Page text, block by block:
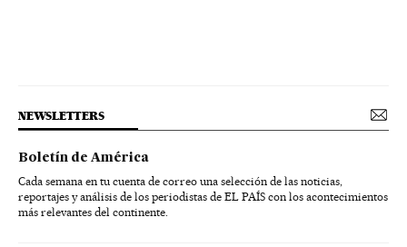
NEWSLETTERS
Boletín de América
Cada semana en tu cuenta de correo una selección de las noticias,
reportajes y análisis de los periodistas de EL PAÍS con los acontecimientos
más relevantes del continente.